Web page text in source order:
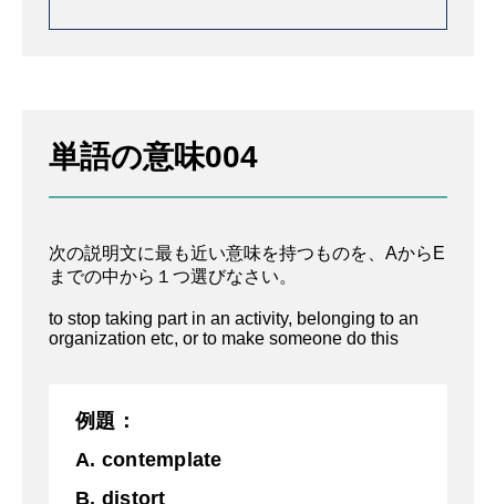
A. 熟考する
B. 歪ませる
C.撤退
D.長引く
単語の意味004
次の説明文に最も近い意味を持つものを、AからE
までの中から１つ選びなさい。
to stop taking part in an activity, belonging to an
organization etc, or to make someone do this
例題：
A. contemplate
B. distort